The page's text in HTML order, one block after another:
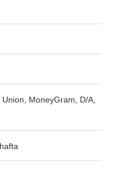
MoneyGram, D/A,